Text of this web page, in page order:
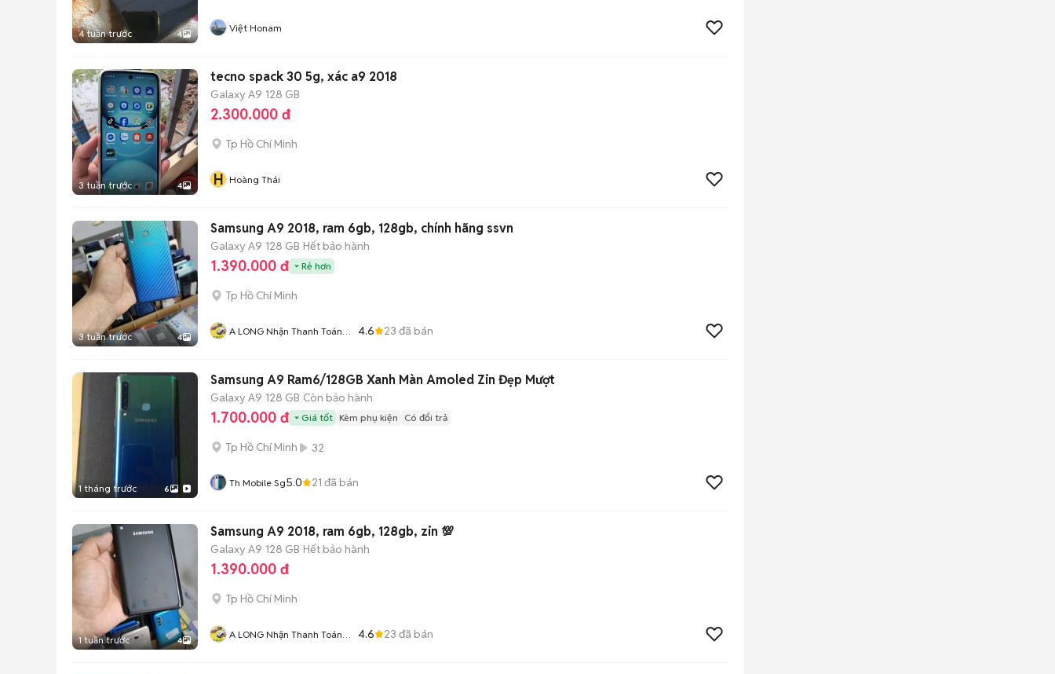
4 tuần trước 4 Việt Honam
3 tuần trước 4
tecno spack 30 5g, xác a9 2018
Galaxy A9 128 GB
2.300.000 đ
Tp Hồ Chí Minh
H Hoàng Thái
3 tuần trước 4
Samsung A9 2018, ram 6gb, 128gb, chính hãng ssvn
Galaxy A9 128 GB Hết bảo hành
1.390.000 đ Rẻ hơn
Tp Hồ Chí Minh
A LONG Nhận Thanh Toán
4.6 23 đã bán
1 tháng trước 6
Samsung A9 Ram6/128GB Xanh Màn Amoled Zin Đẹp Mượt
Galaxy A9 128 GB Còn bảo hành
1.700.000 đ Giá tốt Kèm phụ kiện Có đổi trả
Tp Hồ Chí Minh 32
Th Mobile Sg5.0 21 đã bán
1 tuần trước 4
Samsung A9 2018, ram 6gb, 128gb, zin 💯
Galaxy A9 128 GB Hết bảo hành
1.390.000 đ
Tp Hồ Chí Minh
A LONG Nhận Thanh Toán
4.6 23 đã bán